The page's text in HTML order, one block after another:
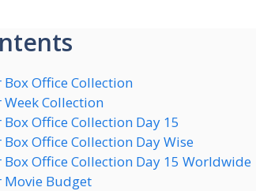
Box Office Collection
Week Collection
Box Office Collection Day 15
Box Office Collection Day Wise
Box Office Collection Day 15 Worldwide
Movie Budget